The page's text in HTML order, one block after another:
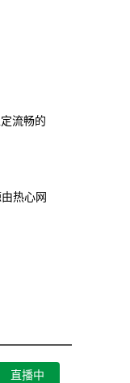
流畅的
热心网
直播中